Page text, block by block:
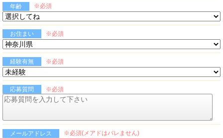
年齢 ※必須
お住まい ※必須
経験有無 ※必須
応募質問 ※必須
メールアドレス ※必須(メアドはバレません)